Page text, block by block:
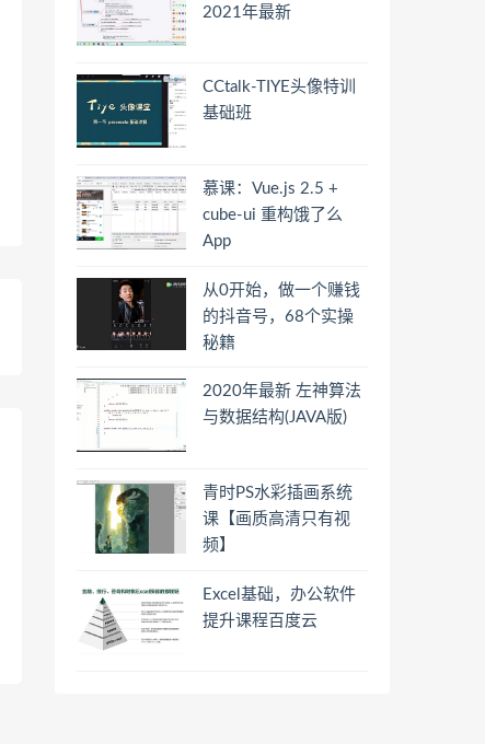
2021年最新
CCtalk-TIYE头像特训
基础班
慕课：Vue.js 2.5 +
cube-ui 重构饿了么
App
从0开始，做一个赚钱
的抖音号，68个实操
秘籍
2020年最新 左神算法
与数据结构(JAVA版)
青时PS水彩插画系统
课【画质高清只有视
频】
Excel基础，办公软件
提升课程百度云